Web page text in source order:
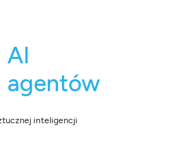
agentów
inteligencji